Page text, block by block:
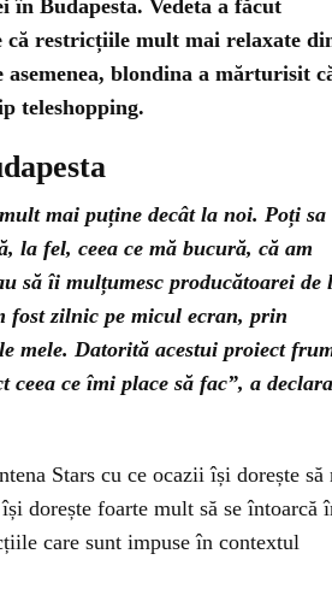
Budapesta. Vedeta a făcut
că restricțiile mult mai relaxate
blondina a mărturisit
teleshopping.
mai puține decât la noi. Poți sa
la fel, ceea ce mă bucură, că am
să îi mulțumesc producătoarei de
fost zilnic pe micul ecran, prin
mele. Datorită acestui proiect
ce îmi place să fac”, a
Stars cu ce ocazii își dorește să
dorește foarte mult să se întoarcă
care sunt impuse în contextul